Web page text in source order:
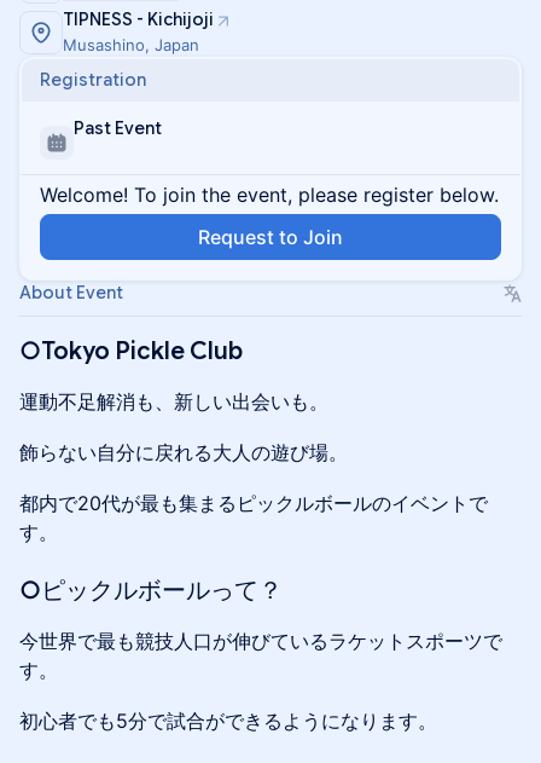
TIPNESS - Kichijoji
Musashino, Japan
Registration
Past Event
Welcome! To join the event, please register below.
Request to Join
About Event
○Tokyo Pickle Club
運動不足解消も、新しい出会いも。
飾らない自分に戻れる大人の遊び場。
都内で20代が最も集まるピックルボールのイベントで
す。
○ピックルボールって？
今世界で最も競技人口が伸びているラケットスポーツで
す。
初心者でも5分で試合ができるようになります。